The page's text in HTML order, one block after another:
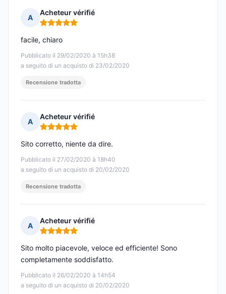
A
Acheteur vérifié
Nota: 5 su 5
Pubblicato il 29/02/2020 à 15h38
a seguito di un acquisto di 23/02/2020
facile, chiaro
Recensione tradotta
A
Acheteur vérifié
Nota: 5 su 5
Pubblicato il 27/02/2020 à 18h40
a seguito di un acquisto di 20/02/2020
Sito corretto, niente da dire.
Recensione tradotta
A
Acheteur vérifié
Nota: 5 su 5
Pubblicato il 26/02/2020 à 14h54
a seguito di un acquisto di 20/02/2020
Sito molto piacevole, veloce ed efficiente! Sono
completamente soddisfatto.